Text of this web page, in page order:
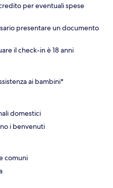
per eventuali spese
presentare un documento
il check-in è 18 anni
ai bambini*
domestici
i benvenuti
comuni